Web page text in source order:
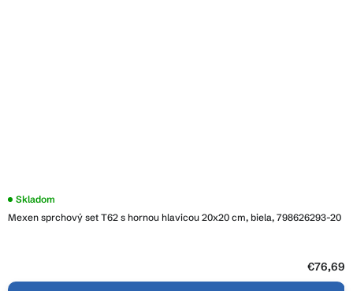
Mexen sprchový set T62 s hornou hlavicou 20x20 cm, biela, 798626293-20
Skladom
€76,69